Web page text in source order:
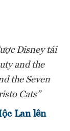
Disney tái
and the
the Seven
Cats”
Lan lên